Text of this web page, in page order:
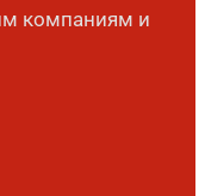
компаниям и